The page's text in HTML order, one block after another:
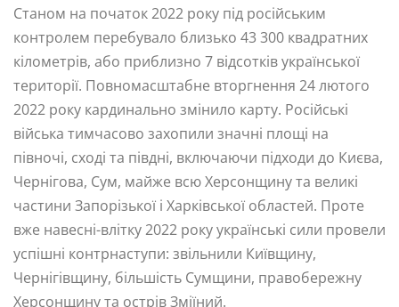
Станом на початок 2022 року під російським
контролем перебувало близько 43 300 квадратних
кілометрів, або приблизно 7 відсотків української
території. Повномасштабне вторгнення 24 лютого
2022 року кардинально змінило карту. Російські
війська тимчасово захопили значні площі на
півночі, сході та півдні, включаючи підходи до Києва,
Чернігова, Сум, майже всю Херсонщину та великі
частини Запорізької і Харківської областей. Проте
вже навесні-влітку 2022 року українські сили провели
успішні контрнаступи: звільнили Київщину,
Чернігівщину, більшість Сумщини, правобережну
Херсонщину та острів Зміїний.